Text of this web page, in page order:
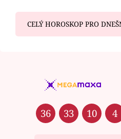
CELÝ HOROSKOP PRO
36 33 10 4